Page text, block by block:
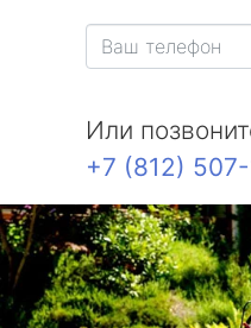
Или
+7 (812)